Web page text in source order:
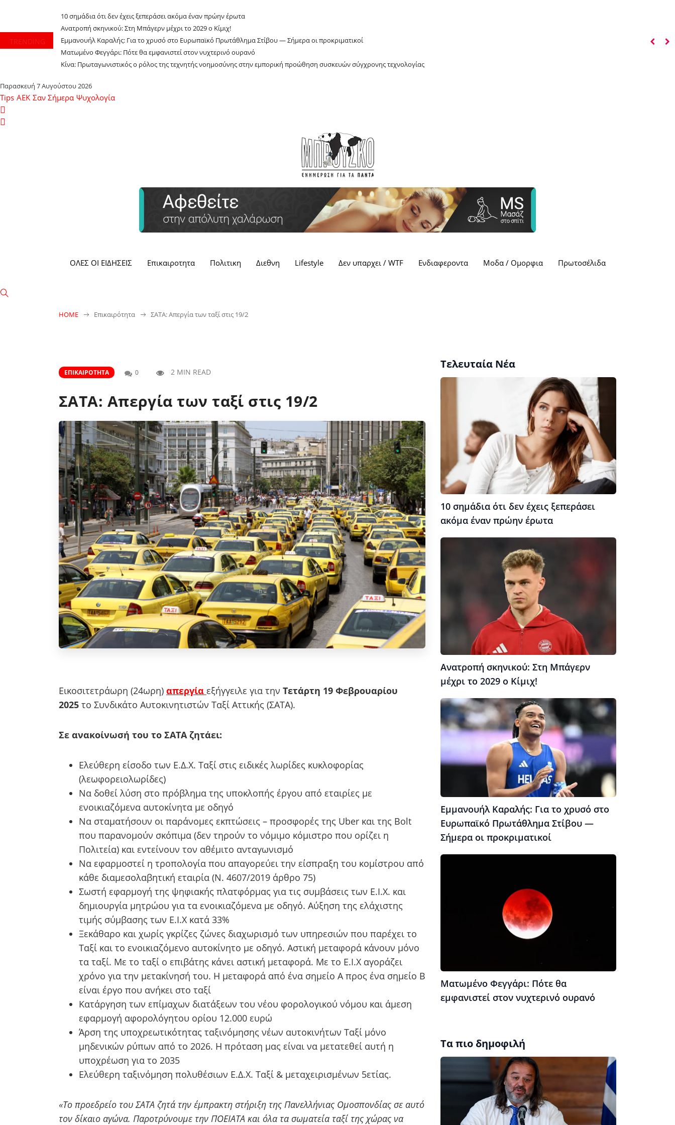
TRENDING
10 σημάδια ότι δεν έχεις ξεπεράσει ακόμα έναν πρώην έρωτα
Ανατροπή σκηνικού: Στη Μπάγερν μέχρι το 2029 ο Κίμιχ!
Εμμανουήλ Καραλής: Για το χρυσό στο Ευρωπαϊκό Πρωτάθλημα Στίβου — Σήμερα οι προκριματικοί
Ματωμένο Φεγγάρι: Πότε θα εμφανιστεί στον νυχτερινό ουρανό
Κίνα: Πρωταγωνιστικός ο ρόλος της τεχνητής νοημοσύνης στην εμπορική προώθηση συσκευών σύγχρονης τεχνολογίας
Παρασκευή 7 Αυγούστου 2026
Tips ΑΕΚ Σαν Σήμερα Ψυχολογία
ΟΛΕΣ ΟΙ ΕΙΔΗΣΕΙΣ Επικαιροτητα Πολιτικη Διεθνη Lifestyle Δεν υπαρχει / WTF Ενδιαφεροντα Μοδα / Ομορφια Πρωτοσέλιδα
HOME Επικαιρότητα ΣΑΤΑ: Απεργία των ταξί στις 19/2
ΕΠΙΚΑΙΡΌΤΗΤΑ 0 2 MIN READ
ΣΑΤΑ: Απεργία των ταξί στις 19/2
Εικοσιτετράωρη (24ωρη) απεργία εξήγγειλε για την Τετάρτη 19 Φεβρουαρίου
2025 το Συνδικάτο Αυτοκινητιστών Ταξί Αττικής (ΣΑΤΑ).
Σε ανακοίνωσή του το ΣΑΤΑ ζητάει:
Ελεύθερη είσοδο των Ε.Δ.Χ. Ταξί στις ειδικές λωρίδες κυκλοφορίας
(λεωφορειολωρίδες)
Να δοθεί λύση στο πρόβλημα της υποκλοπής έργου από εταιρίες με
ενοικιαζόμενα αυτοκίνητα με οδηγό
Να σταματήσουν οι παράνομες εκπτώσεις – προσφορές της Uber και της Bolt
που παρανομούν σκόπιμα (δεν τηρούν το νόμιμο κόμιστρο που ορίζει η
Πολιτεία) και εντείνουν τον αθέμιτο ανταγωνισμό
Να εφαρμοστεί η τροπολογία που απαγορεύει την είσπραξη του κομίστρου από
κάθε διαμεσολαβητική εταιρία (Ν. 4607/2019 άρθρο 75)
Σωστή εφαρμογή της ψηφιακής πλατφόρμας για τις συμβάσεις των Ε.Ι.Χ. και
δημιουργία μητρώου για τα ενοικιαζόμενα με οδηγό. Αύξηση της ελάχιστης
τιμής σύμβασης των Ε.Ι.Χ κατά 33%
Ξεκάθαρο και χωρίς γκρίζες ζώνες διαχωρισμό των υπηρεσιών που παρέχει το
Ταξί και το ενοικιαζόμενο αυτοκίνητο με οδηγό. Αστική μεταφορά κάνουν μόνο
τα ταξί. Με το ταξί ο επιβάτης κάνει αστική μεταφορά. Με το Ε.Ι.Χ αγοράζει
χρόνο για την μετακίνησή του. Η μεταφορά από ένα σημείο Α προς ένα σημείο Β
είναι έργο που ανήκει στο ταξί
Κατάργηση των επίμαχων διατάξεων του νέου φορολογικού νόμου και άμεση
εφαρμογή αφορολόγητου ορίου 12.000 ευρώ
Άρση της υποχρεωτικότητας ταξινόμησης νέων αυτοκινήτων Ταξί μόνο
μηδενικών ρύπων από το 2026. Η πρόταση μας είναι να μετατεθεί αυτή η
υποχρέωση για το 2035
Ελεύθερη ταξινόμηση πολυθέσιων Ε.Δ.Χ. Ταξί & μεταχειρισμένων 5ετίας.
«Το προεδρείο του ΣΑΤΑ ζητά την έμπρακτη στήριξη της Πανελλήνιας Ομοσπονδίας σε αυτό
τον δίκαιο αγώνα. Παροτρύνουμε την ΠΟΕΙΑΤΑ και όλα τα σωματεία ταξί της χώρας να
Τελευταία Νέα
10 σημάδια ότι δεν έχεις ξεπεράσει
ακόμα έναν πρώην έρωτα
Ανατροπή σκηνικού: Στη Μπάγερν
μέχρι το 2029 ο Κίμιχ!
Εμμανουήλ Καραλής: Για το χρυσό στο
Ευρωπαϊκό Πρωτάθλημα Στίβου —
Σήμερα οι προκριματικοί
Ματωμένο Φεγγάρι: Πότε θα
εμφανιστεί στον νυχτερινό ουρανό
Τα πιο δημοφιλή